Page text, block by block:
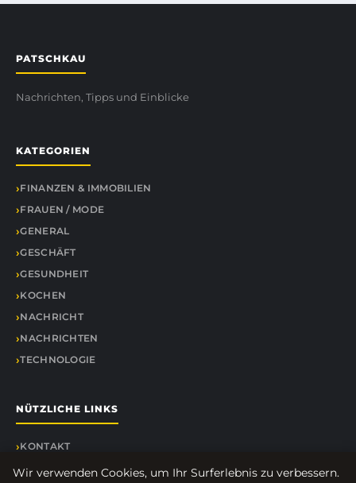
PATSCHKAU
Nachrichten, Tipps und Einblicke
KATEGORIEN
FINANZEN & IMMOBILIEN
FRAUEN / MODE
GENERAL
GESCHÄFT
GESUNDHEIT
KOCHEN
NACHRICHT
NACHRICHTEN
TECHNOLOGIE
NÜTZLICHE LINKS
KONTAKT
Wir verwenden Cookies, um Ihr Surferlebnis zu verbessern.